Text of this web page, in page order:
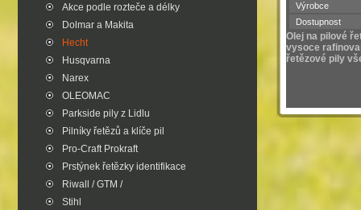
Akce podle rozteče a délky
Dolmar a Makita
Hecht
Husqvarna
Narex
OLEOMAC
Parkside pily z Lidlu
Pilníky řetězů a klíče pil
Pro-Craft Prokraft
Prstýnek řetězky identifikace
Riwall / GTM /
Stihl
Výrobce
Dostupnost
Olej na pilové
vysoce
řetězové pily